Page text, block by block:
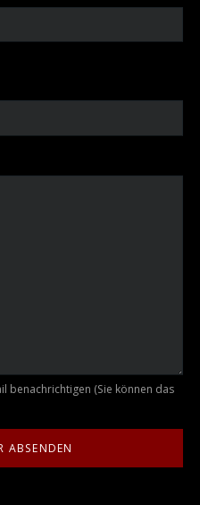
benachrichtigen (Sie können das